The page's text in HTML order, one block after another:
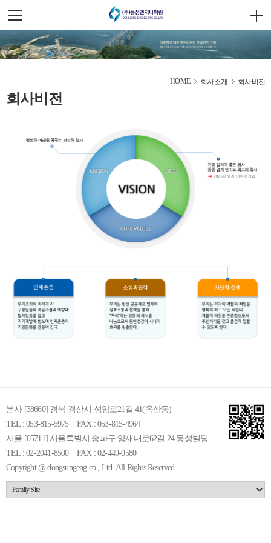
회사비전
HOME 회사소개 회사비전
본사 [38660] 경북 경산시 성암로21길 41(옥산동)
TEL : 053-815-5975
FAX : 053-815-4964
서울 [05711] 서울특별시 송파구 양재대로62길 24 동성빌딩
TEL : 02-2041-8500
FAX : 02-449-0580
Copyright @ dongsungeng co., Ltd. All Rights Reserved.